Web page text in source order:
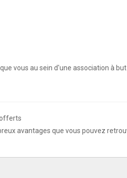
vous au sein d'une association à
avantages que vous pouvez